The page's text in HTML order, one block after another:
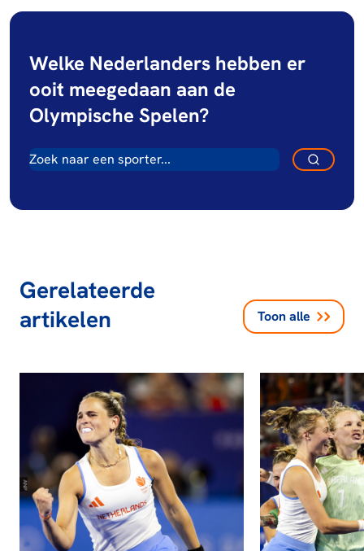
Welke Nederlanders hebben er
ooit meegedaan aan de
Olympische Spelen?
Gerelateerde
artikelen
Toon alle